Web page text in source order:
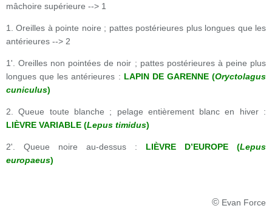
mâchoire supérieure --> 1
1. Oreilles à pointe noire ; pattes postérieures plus longues que les
antérieures --> 2
1'. Oreilles non pointées de noir ; pattes postérieures à peine plus
longues que les antérieures : LAPIN DE GARENNE (Oryctolagus
cuniculus)
2. Queue toute blanche ; pelage entièrement blanc en hiver :
LIÈVRE VARIABLE (Lepus timidus)
2'. Queue noire au-dessus : LIÈVRE D’EUROPE (Lepus
europaeus)
© Evan Force